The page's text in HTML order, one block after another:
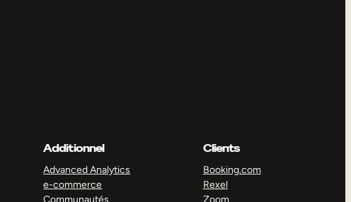
Additionnel
Advanced Analytics
e-commerce
Communautés
Clients
Booking.com
Rexel
Zoom